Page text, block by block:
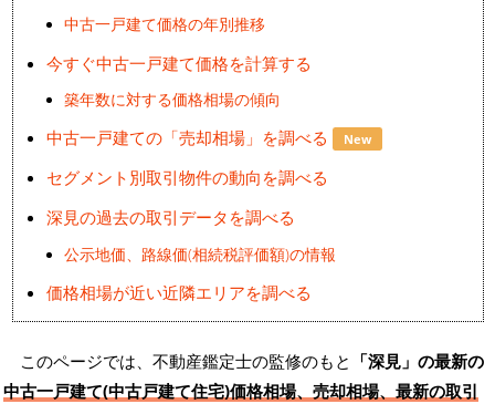
中古一戸建て価格の年別推移
今すぐ中古一戸建て価格を計算する
築年数に対する価格相場の傾向
中古一戸建ての「売却相場」を調べる New
セグメント別取引物件の動向を調べる
深見の過去の取引データを調べる
公示地価、路線価(相続税評価額)の情報
価格相場が近い近隣エリアを調べる
このページでは、不動産鑑定士の監修のもと 「深見」の最新の
中古一戸建て(中古戸建て住宅)価格相場、売却相場、最新の取引